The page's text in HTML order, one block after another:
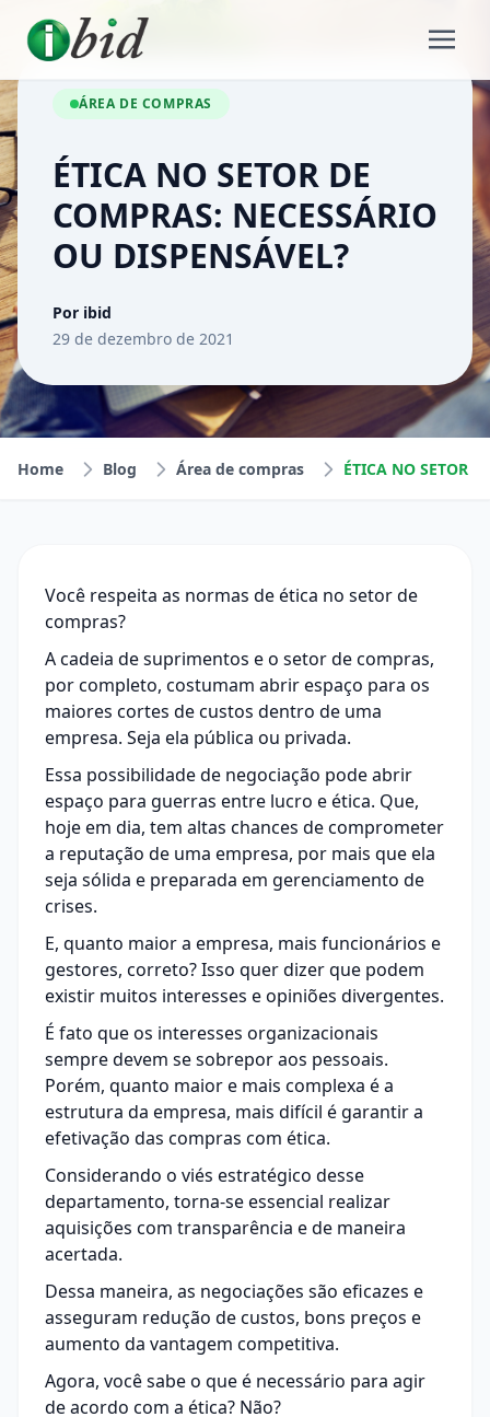
ÁREA DE COMPRAS
ÉTICA NO SETOR DE
COMPRAS: NECESSÁRIO
OU DISPENSÁVEL?
Por ibid
29 de dezembro de 2021
Home Blog Área de compras
Você respeita as normas de ética no setor de
compras?
A cadeia de suprimentos e o setor de compras,
por completo, costumam abrir espaço para os
maiores cortes de custos dentro de uma
empresa. Seja ela pública ou privada.
Essa possibilidade de negociação pode abrir
espaço para guerras entre lucro e ética. Que,
hoje em dia, tem altas chances de comprometer
a reputação de uma empresa, por mais que ela
seja sólida e preparada em gerenciamento de
crises.
E, quanto maior a empresa, mais funcionários e
gestores, correto? Isso quer dizer que podem
existir muitos interesses e opiniões divergentes.
É fato que os interesses organizacionais
sempre devem se sobrepor aos pessoais.
Porém, quanto maior e mais complexa é a
estrutura da empresa, mais difícil é garantir a
efetivação das compras com ética.
Considerando o viés estratégico desse
departamento, torna-se essencial realizar
aquisições com transparência e de maneira
acertada.
Dessa maneira, as negociações são eficazes e
asseguram redução de custos, bons preços e
aumento da vantagem competitiva.
Agora, você sabe o que é necessário para agir
de acordo com a ética? Não?